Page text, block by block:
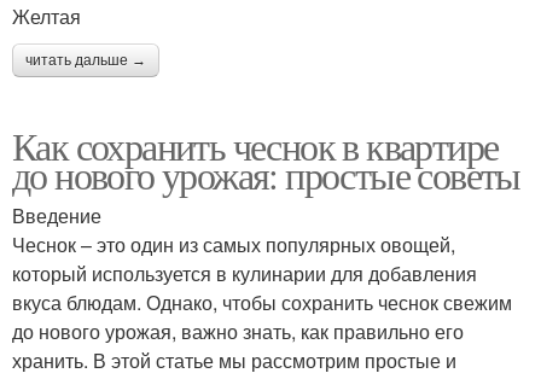
Желтая
читать дальше →
Как сохранить чеснок в квартире
до нового урожая: простые советы
Введение
Чеснок – это один из самых популярных овощей,
который используется в кулинарии для добавления
вкуса блюдам. Однако, чтобы сохранить чеснок свежим
до нового урожая, важно знать, как правильно его
хранить. В этой статье мы рассмотрим простые и